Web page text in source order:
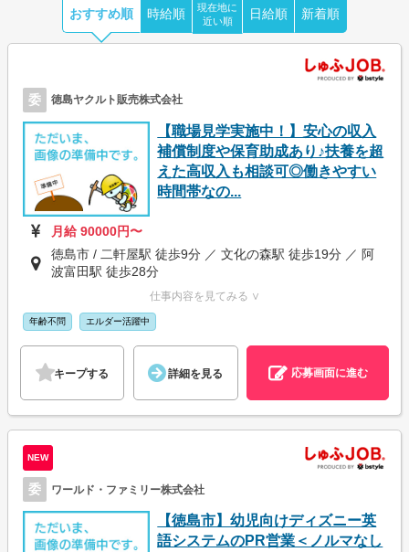
おすすめ順 時給順
現在地に
近い順
日給順 新着順
委 徳島ヤクルト販売株式会社
【職場見学実施中！】安心の収入
補償制度や保育助成あり♪扶養を超
えた高収入も相談可◎働きやすい
時間帯なの...
月給 90000円〜
徳島市 / 二軒屋駅 徒歩9分 ／ 文化の森駅 徒歩19分 ／ 阿
波富田駅 徒歩28分
仕事内容を見てみる ∨
年齢不問 エルダー活躍中
キープする 詳細を見る 応募画面に進む
NEW
委 ワールド・ファミリー株式会社
【徳島市】幼児向けディズニー英
語システムのPR営業＜ノルマなし